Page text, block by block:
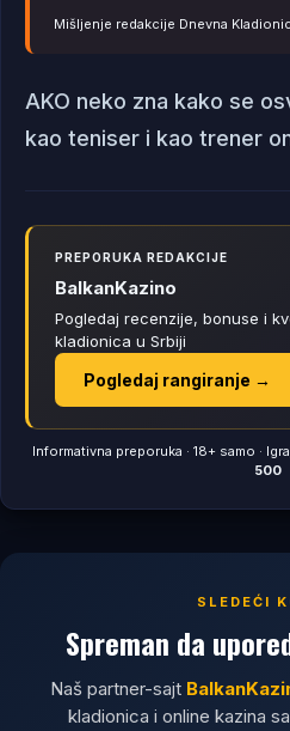
Mišljenje redakcije Dnevna
AKO neko zna kako se
kao teniser i kao trener
PREPORUKA REDAKCIJE
BalkanKazino
Pogledaj recenzije, bonuse i
kladionica u Srbiji
Pogledaj rangiranje →
Informativna preporuka · 18+ samo ·
500
SLEDEĆI
Spreman da
Naš partner-sajt
kladionica i online kazina